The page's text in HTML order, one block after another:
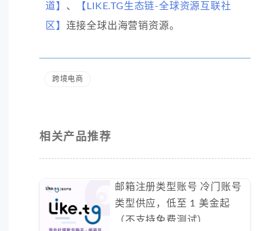
道】 、
【LIKE.TG生态链-全球资源互联社
区】 连接全球出海营销资源。
跨境电商
相关产品推荐
邮箱注册类型账号 冷门账号
类型供应，低至 1 美金起
（不支持免费测试）